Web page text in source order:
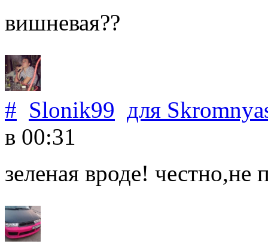
вишневая??
# Slonik99 для
в 00:31
зеленая вроде!